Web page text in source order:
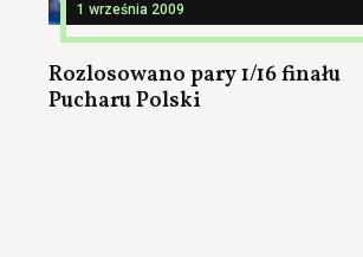
1 września 2009
Rozlosowano pary 1/16 finału
Pucharu Polski